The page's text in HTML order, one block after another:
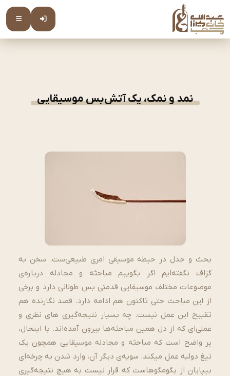
نمد و نمک، یک آتش‌بس موسیقایی
بحث و جدل در حیطه موسیقی امری طبیعی­‌ست. سخن به
گزاف نگفته­‌ایم اگر بگوییم مباحثه و مجادله درباره­‌ی
موضوعات مختلف موسیقایی قدمتی بس طولانی دارد و برخی
از این مباحث حتی تاکنون هم ادامه دارد. قصد نگارنده هم
تقبیح این عمل نیست. چه بسیار نتیجه­‌گیری های نظری و
عملی­‌ای که از دل همین مباحثه‌ها بیرون آمده‌­اند. با این­حال،
پر واضح است که مباحثه و مجادله موسیقایی همچون یک
تیغ دولبه عمل می­کند. سویه‌­ی دیگر آن، وارد شدن به چرخه‌­ای
بی­پایان از بگومگوهاست که قرار نیست به هیچ نتیجه­‌گیری